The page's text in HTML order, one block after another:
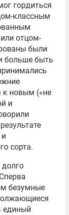
гордиться
классным
отцом-
были
больше быть
к новым («не
и
сорта.
безумные
единый